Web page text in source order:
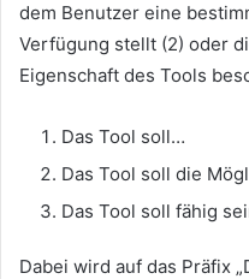
dem Benutzer eine
Verfügung stellt (2) oder
Eigenschaft des Tools
Das Tool soll…
Das Tool soll die
Das Tool soll fähig
Dabei wird auf das Präfix